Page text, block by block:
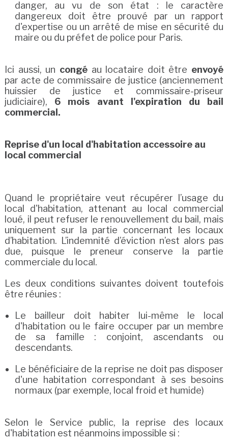
danger, au vu de son état : le caractère
dangereux doit être prouvé par un rapport
d'expertise ou un arrêté de mise en sécurité du
maire ou du préfet de police pour Paris.
Ici aussi, un congé au locataire doit être envoyé
par acte de commissaire de justice (anciennement
huissier de justice et commissaire-priseur
judiciaire), 6 mois avant l'expiration du bail
commercial.
Reprise d'un local d'habitation accessoire au
local commercial
Quand le propriétaire veut récupérer l’usage du
local d'habitation, attenant au local commercial
loué, il peut refuser le renouvellement du bail, mais
uniquement sur la partie concernant les locaux
d’habitation. L’indemnité d’éviction n’est alors pas
due, puisque le preneur conserve la partie
commerciale du local.
Les deux conditions suivantes doivent toutefois
être réunies :
Le bailleur doit habiter lui-même le local
d'habitation ou le faire occuper par un membre
de sa famille : conjoint, ascendants ou
descendants.
Le bénéficiaire de la reprise ne doit pas disposer
d'une habitation correspondant à ses besoins
normaux (par exemple, local froid et humide)
Selon le Service public, la reprise des locaux
d'habitation est néanmoins impossible si :